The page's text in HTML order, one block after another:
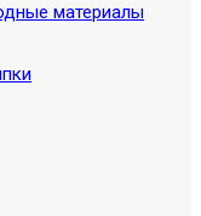
материалы